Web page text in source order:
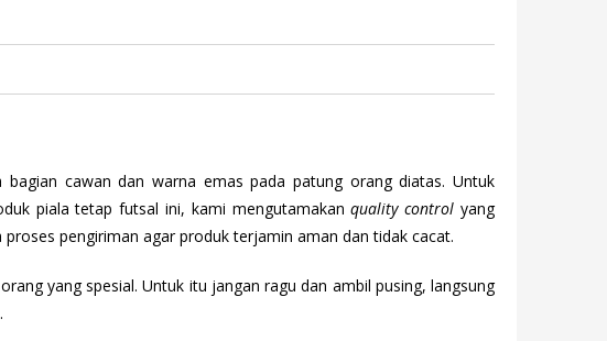
bagian cawan dan warna emas pada patung orang diatas. Untuk
piala tetap futsal ini, kami mengutamakanquality control yang
pengiriman agar produk terjamin aman dan tidak cacat.
yang spesial. Untuk itu jangan ragu dan ambil pusing, langsung